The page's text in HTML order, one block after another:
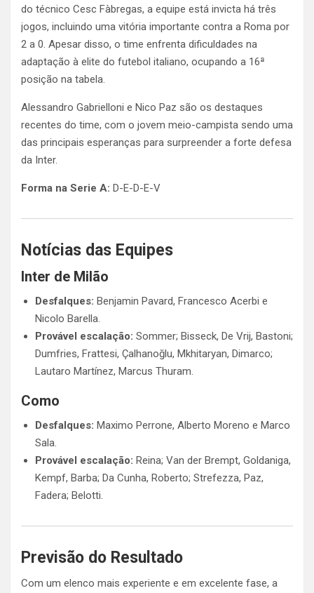
do técnico Cesc Fàbregas, a equipe está invicta há três
jogos, incluindo uma vitória importante contra a Roma por
2 a 0. Apesar disso, o time enfrenta dificuldades na
adaptação à elite do futebol italiano, ocupando a 16ª
posição na tabela.
Alessandro Gabrielloni e Nico Paz são os destaques
recentes do time, com o jovem meio-campista sendo uma
das principais esperanças para surpreender a forte defesa
da Inter.
Forma na Serie A: D-E-D-E-V
Notícias das Equipes
Inter de Milão
Desfalques: Benjamin Pavard, Francesco Acerbi e
Nicolo Barella.
Provável escalação: Sommer; Bisseck, De Vrij, Bastoni;
Dumfries, Frattesi, Çalhanoğlu, Mkhitaryan, Dimarco;
Lautaro Martínez, Marcus Thuram.
Como
Desfalques: Maximo Perrone, Alberto Moreno e Marco
Sala.
Provável escalação: Reina; Van der Brempt, Goldaniga,
Kempf, Barba; Da Cunha, Roberto; Strefezza, Paz,
Fadera; Belotti.
Previsão do Resultado
Com um elenco mais experiente e em excelente fase, a